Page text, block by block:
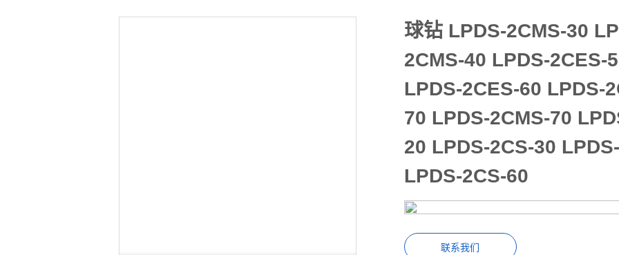
球钻 LPDS-2CMS-30
2CMS-40 LPDS-2CES-
LPDS-2CES-60 LPDS-
70 LPDS-2CMS-70
20 LPDS-2CS-30
LPDS-2CS-60
联系我们